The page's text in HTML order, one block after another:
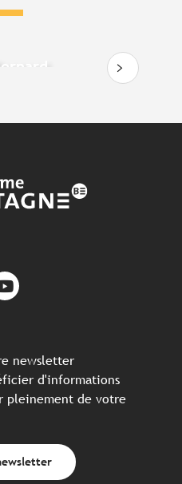
newsletter
d'informations
pleinement de votre